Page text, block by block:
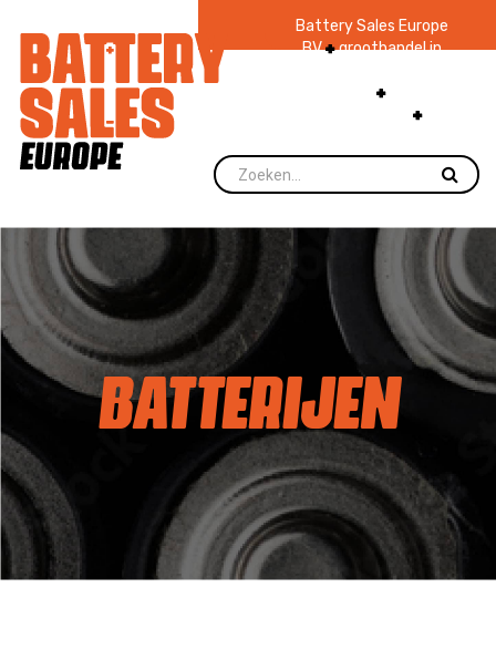
Battery Sales Europe
BV groothandel in
zaklampen Ruim 48
jaar ervaring
voorraad.
BATTERIJEN